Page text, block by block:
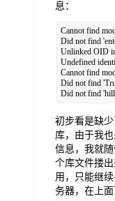
息：
Cannot find
Did not find
Unlinked OID
Undefined
Cannot find
Did not find
Did not find
初步看是缺少
库，由于我
信息，我就随
个库文件搂
用，只能继
务器，在上